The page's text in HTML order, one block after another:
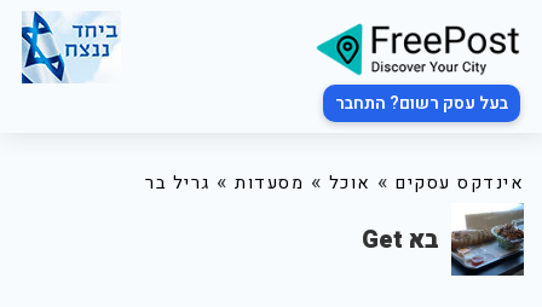
בעל עסק רשום? התחבר
אינדקס עסקים » אוכל » מסעדות » גריל בר
בא Get